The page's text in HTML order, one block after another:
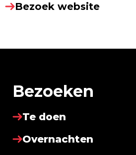
Bezoek website
Bezoeken
Te doen
Overnachten